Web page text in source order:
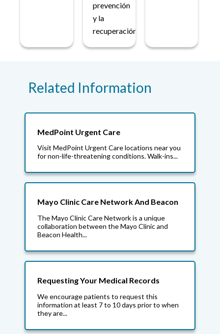
prevención
y la
recuperación.
Related Information
MedPoint Urgent Care
Visit MedPoint Urgent Care locations near you
for non-life-threatening conditions. Walk-ins...
Mayo Clinic Care Network And Beacon
The Mayo Clinic Care Network is a unique
collaboration between the Mayo Clinic and
Beacon Health...
Requesting Your Medical Records
We encourage patients to request this
information at least 7 to 10 days prior to when
they are...